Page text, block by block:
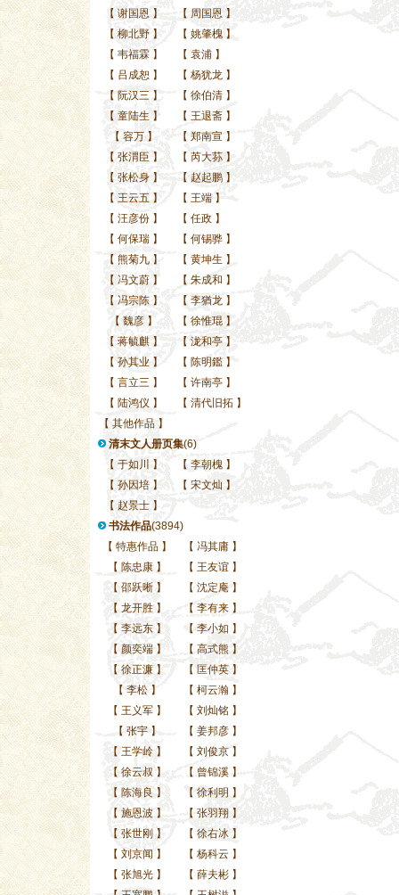
【 谢国恩 】 【 周国恩 】
【 柳北野 】 【 姚肇槐 】
【 韦福霖 】 【 袁浦 】
【 吕成恕 】 【 杨犹龙 】
【 阮汉三 】 【 徐伯清 】
【 童陆生 】 【 王退斋 】
【 容万 】 【 郑南宣 】
【 张渭臣 】 【 芮大荪 】
【 张松身 】 【 赵起鹏 】
【 王云五 】 【 王端 】
【 汪彦份 】 【 任政 】
【 何保瑞 】 【 何锡骅 】
【 熊菊九 】 【 黄坤生 】
【 冯文蔚 】 【 朱成和 】
【 冯宗陈 】 【 李猶龙 】
【 魏彦 】 【 徐惟琨 】
【 蒋毓麒 】 【 泷和亭 】
【 孙其业 】 【 陈明鑑 】
【 言立三 】 【 许南亭 】
【 陆鸿仪 】 【 清代旧拓 】
【 其他作品 】
清末文人册页集(6)
【 于如川 】 【 李朝槐 】
【 孙因培 】 【 宋文灿 】
【 赵景士 】
书法作品(3894)
【 特惠作品】 【 冯其庸 】
【 陈忠康】 【 王友谊 】
【 邵跃晰】 【 沈定庵 】
【 龙开胜】 【 李有来 】
【 李远东】 【 李小如 】
【 颜奕端】 【 高式熊 】
【 徐正濂】 【 匡仲英 】
【 李松】 【 柯云瀚 】
【 王义军】 【 刘灿铭 】
【 张宇】 【 姜邦彦 】
【 王学岭】 【 刘俊京 】
【 徐云叔 】 【 曾锦溪 】
【 陈海良 】 【 徐利明 】
【 施恩波】 【 张羽翔 】
【 张世刚 】 【 徐右冰 】
【 刘京闻 】 【 杨科云 】
【 张旭光】 【 薛夫彬 】